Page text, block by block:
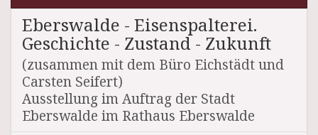
Eberswalde - Eisenspalterei.
Geschichte - Zustand - Zukunft
(zusammen mit dem Büro Eichstädt und
Carsten Seifert)
Ausstellung im Auftrag der Stadt
Eberswalde im Rathaus Eberswalde